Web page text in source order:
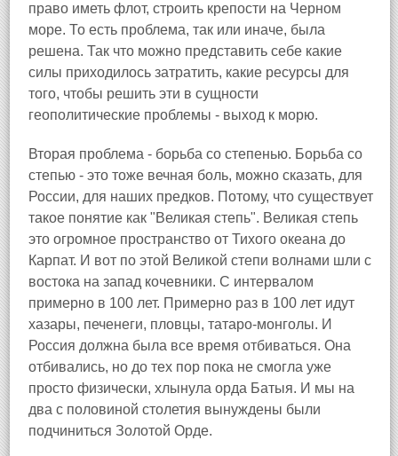
право иметь флот, строить крепости на Черном
море. То есть проблема, так или иначе, была
решена. Так что можно представить себе какие
силы приходилось затратить, какие ресурсы для
того, чтобы решить эти в сущности
геополитические проблемы - выход к морю.
Вторая проблема - борьба со степенью. Борьба со
степью - это тоже вечная боль, можно сказать, для
России, для наших предков. Потому, что существует
такое понятие как "Великая степь". Великая степь
это огромное пространство от Тихого океана до
Карпат. И вот по этой Великой степи волнами шли с
востока на запад кочевники. С интервалом
примерно в 100 лет. Примерно раз в 100 лет идут
хазары, печенеги, пловцы, татаро-монголы. И
Россия должна была все время отбиваться. Она
отбивались, но до тех пор пока не смогла уже
просто физически, хлынула орда Батыя. И мы на
два с половиной столетия вынуждены были
подчиниться Золотой Орде.